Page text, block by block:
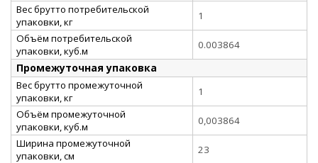
Вес брутто потребительской
упаковки, кг
1
Объём потребительской
упаковки, куб.м
0.003864
Промежуточная упаковка
Вес брутто промежуточной
упаковки, кг
1
Объём промежуточной
упаковки, куб.м
0,003864
Ширина промежуточной
упаковки, см
23